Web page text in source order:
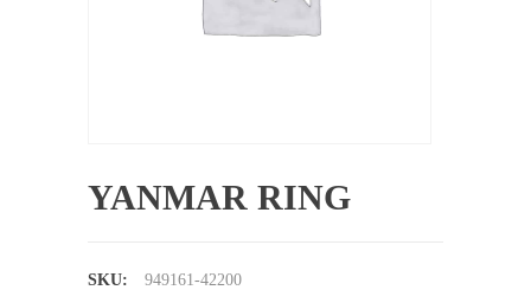
YANMAR RING
SKU: 949161-42200